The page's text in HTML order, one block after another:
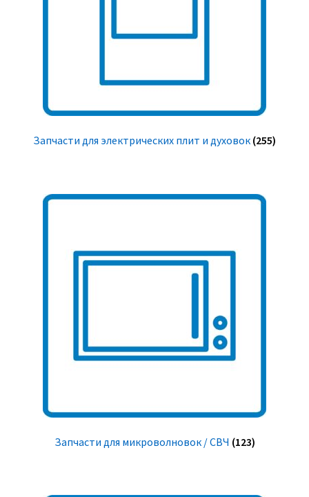
Запчасти для электрических плит и духовок (255)
Запчасти для микроволновок / СВЧ (123)